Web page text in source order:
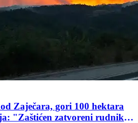
Zaječara, gori 100 hektara
"Zaštićen zatvoreni rudnik